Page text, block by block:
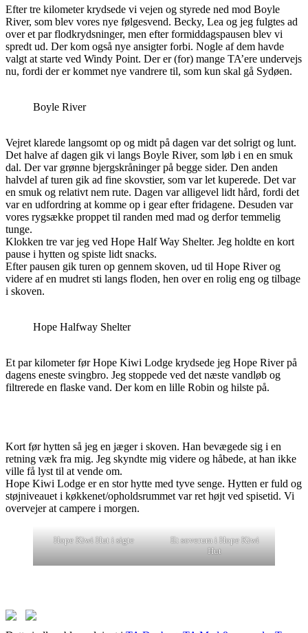
Efter tre kilometer krydsede vi vejen og styrede ned mod Boyle
River, som blev vores nye følgesvend. Becky, Lea og jeg fulgtes ad
over et par flodkrydsninger, men efter formiddagspausen blev vi
spredt ud. Der kom også nye ansigter forbi. Nogle af dem havde
valgt at starte ved Windy Point. Der er (for) mange TA’ere undervejs
nu, fordi der er kommet nye vandrere til, som kun skal gå Sydøen.
Boyle River
Vejret klarede langsomt op og midt på dagen var det solrigt og lunt.
Det halve af dagen gik vi langs Boyle River, som løb i en en smuk
dal. Der var grønne bjergskråninger på begge sider. Den anden
halvdel af turen gik ad fine skovstier, som var let kuperede. Det var
en smuk og relativt nem rute. Dagen var alligevel lidt hård, fordi det
var en udfordring at komme op i gear efter fridagene. Desuden var
vores rygsække proppet til randen med mad og derfor temmelig
tunge.
Klokken tre var jeg ved Hope Half Way Shelter. Jeg holdte en kort
pause i hytten og spiste lidt snacks.
Efter pausen gik turen op gennem skoven, ud til Hope River og
videre af en mudret sti langs floden, hen over en rolig eng og tilbage
i skoven.
Hope Halfway Shelter
Et par kilometer før Hope Kiwi Lodge krydsede jeg Hope River på
dagens eneste svingbro. Jeg stoppede ved det næste vandløb og
filtrerede en flaske vand. Der kom en lille Robin og hilste på.
Kort før hytten så jeg en jæger i skoven. Han bevægede sig i en
retning væk fra mig. Jeg skyndte mig videre og håbede, at han ikke
ville få lyst til at vende om.
Hope Kiwi Lodge er en stor hytte med tyve senge. Hytten er fuld og
støjniveauet i køkkenet/opholdsrummet var ret højt ved spisetid. Vi
overvejer at campere i morgen.
Hope Kiwi Hut i sigte
Et soverum i Hope Kiwi
Hut